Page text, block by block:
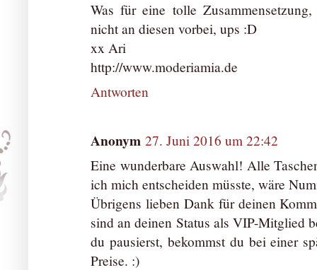
Was für eine tolle
nicht an diesen vorbei, ups :D
xx Ari
http://www.moderiamia.de
Antworten
Anonym 27. Juni 2016 um 22:42
Eine wunderbare Auswahl! Alle
ich mich entscheiden müsste, wäre
Übrigens lieben Dank für deinen
sind an deinen Status als VIP-Mitglied
du pausierst, bekommst du bei einer
Preise. :)